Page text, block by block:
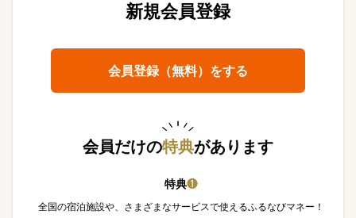
新規会員登録
会員登録（無料）をする
会員だけの特典があります
特典❶
全国の宿泊施設や、さまざまなサービスで使えるふるなびマネー！